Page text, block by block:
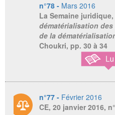
n°78 - Mars 2016
La Semaine juridique,
dématérialisation
de la
Choukri, pp. 30 à 34
n°77 - Février 2016
CE, 20 janvier 2016,